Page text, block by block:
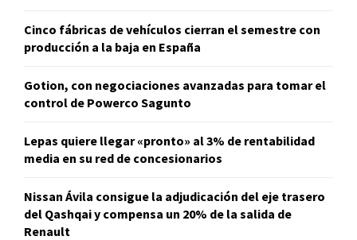
Cinco fábricas de vehículos cierran el semestre con
producción a la baja en España
Gotion, con negociaciones avanzadas para tomar el
control de Powerco Sagunto
Lepas quiere llegar «pronto» al 3% de rentabilidad
media en su red de concesionarios
Nissan Ávila consigue la adjudicación del eje trasero
del Qashqai y compensa un 20% de la salida de
Renault